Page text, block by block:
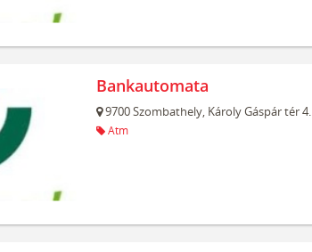
Bankautomata
9700Szombathely, Károly Gáspár tér 4.
Atm